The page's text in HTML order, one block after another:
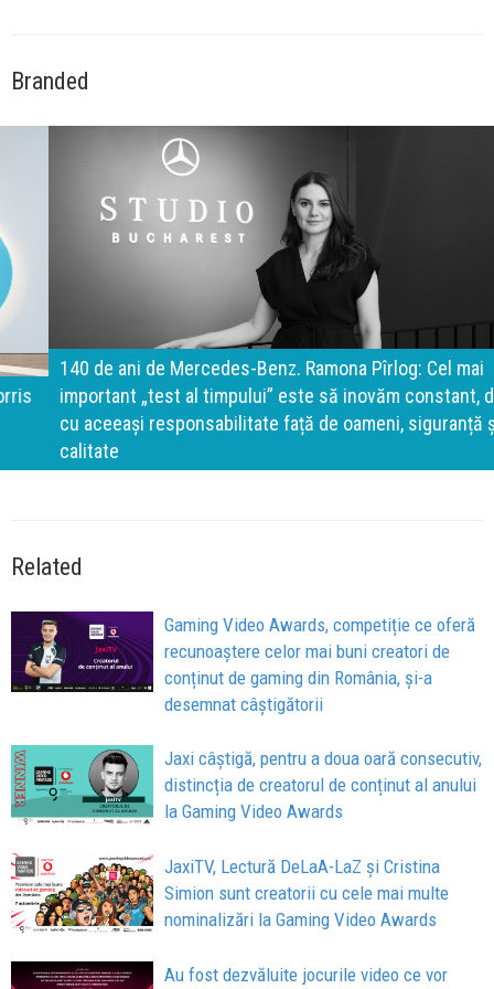
Branded
140 de ani de Mercedes-Benz. Ramona Pîrlog: Cel mai
important „test al timpului” este să inovăm constant, dar
cu aceeași responsabilitate față de oameni, siguranță și
calitate
Related
Gaming Video Awards, competiție ce oferă
recunoaștere celor mai buni creatori de
conținut de gaming din România, și-a
desemnat câștigătorii
Jaxi câștigă, pentru a doua oară consecutiv,
distincția de creatorul de conținut al anului
la Gaming Video Awards
JaxiTV, Lectură DeLaA-LaZ și Cristina
Simion sunt creatorii cu cele mai multe
nominalizări la Gaming Video Awards
Au fost dezvăluite jocurile video ce vor